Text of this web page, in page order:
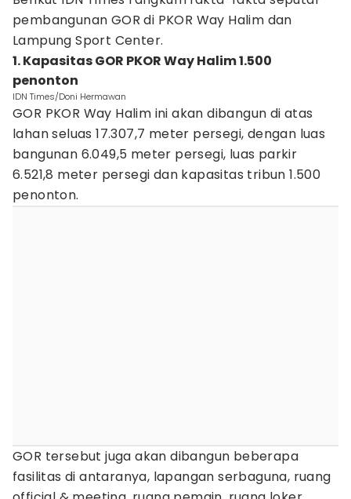
pembangunan GOR di PKOR Way Halim dan
Lampung Sport Center.
1. Kapasitas GOR PKOR Way Halim 1.500
penonton
IDN Times/Doni Hermawan
GOR PKOR Way Halim ini akan dibangun di atas
lahan seluas 17.307,7 meter persegi, dengan luas
bangunan 6.049,5 meter persegi, luas parkir
6.521,8 meter persegi dan kapasitas tribun 1.500
penonton.
GOR tersebut juga akan dibangun beberapa
fasilitas di antaranya, lapangan serbaguna, ruang